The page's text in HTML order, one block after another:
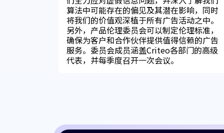
算法中可能存在的偏见及其潜在影响，同时
将我们的价值观深植于所有广告活动之中。
另外，产品伦理委员会可以制定伦理标准，
确保为客户和合作伙伴提供值得信赖的广告
服务。委员会成员涵盖Criteo各部门的高级
代表，并每季度召开一次会议。